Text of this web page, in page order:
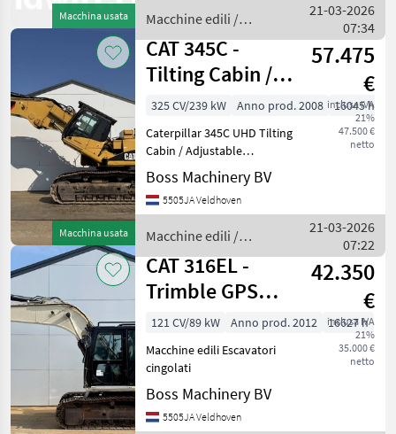
Macchina usata
Veldhoven, Netherlands
Cert
Macchine edili /
CAT
21-03-2026
07:34
Macchina usata
CAT 345C -
Tilting Cabin /
Adjustable
Undercarriage
57.475
€
inclusa IVA
21%
47.500 €
netto
325 CV/239 kW Anno prod. 2008
16045 h
Caterpillar 345C UHD Tilting
Cabin / Adjustable
Undercarriage Year: 2008
Reference number:
BM007421 Hours: 16.045
Veldhoven, Netherlands
Cert
Boss Machinery BV
5505JA Veldhoven
Macchine edili /
CAT
21-03-2026
07:22
CAT 316EL -
Trimble GPS
Prepaired / Auto
Greasing
42.350
€
inclusa IVA
21%
35.000 €
netto
121 CV/89 kW Anno prod. 2012
16627 h
Macchine edili Escavatori
cingolati
Boss Machinery BV
5505JA Veldhoven